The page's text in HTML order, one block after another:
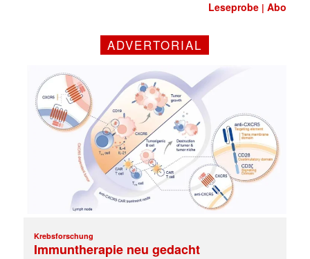
Leseprobe |Abo
ADVERTORIAL
Krebsforschung
Immuntherapie neu gedacht